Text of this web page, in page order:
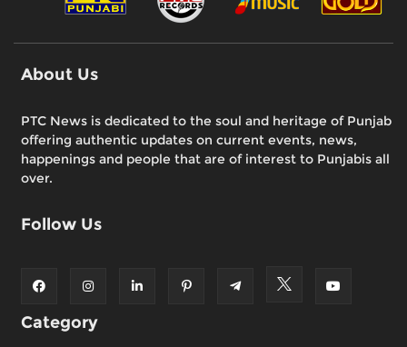
About Us
PTC News is dedicated to the soul and heritage of Punjab
offering authentic updates on current events, news,
happenings and people that are of interest to Punjabis all
over.
Follow Us
Category